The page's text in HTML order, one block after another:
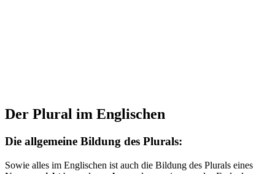
Der Plural im Englischen
Die allgemeine Bildung des Plurals:
Sowie alles im Englischen ist auch die Bildung des Plurals eines